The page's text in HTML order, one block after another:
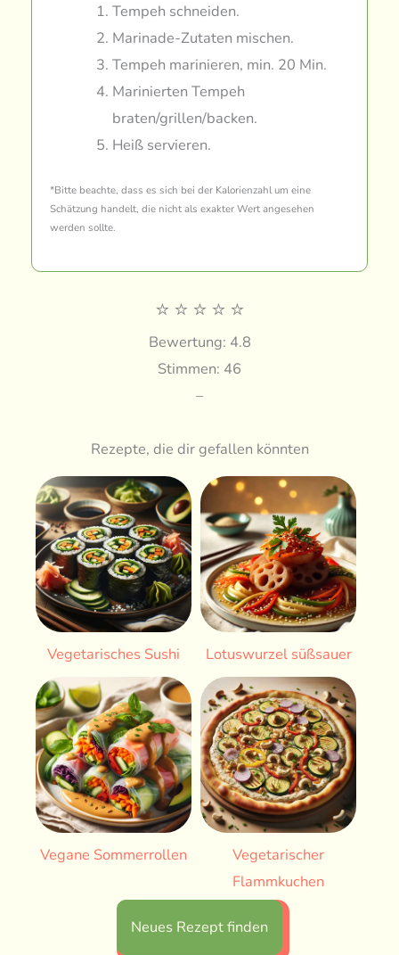
Tempeh schneiden.
Marinade-Zutaten mischen.
Tempeh marinieren, min. 20 Min.
Marinierten Tempeh
braten/grillen/backen.
Heiß servieren.
*Bitte beachte, dass es sich bei der Kalorienzahl um eine
Schätzung handelt, die nicht als exakter Wert angesehen
werden sollte.
⭐ ⭐ ⭐ ⭐ ⭐
Bewertung: 4.8
Stimmen: 46
–
Rezepte, die dir gefallen könnten
Vegetarisches Sushi Lotuswurzel süßsauer
Vegane Sommerrollen
Vegetarischer
Flammkuchen
Neues Rezept finden